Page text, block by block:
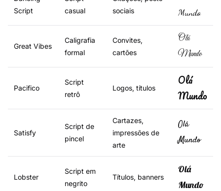
Script
casual
sociais
Mundo
Great Vibes
Caligrafia
formal
Convites,
cartões
Olá
Mundo
Pacifico
Script
retrô
Logos, títulos
Olá
Mundo
Satisfy
Script de
pincel
Cartazes,
impressões de
arte
Olá
Mundo
Lobster
Script em
negrito
Títulos, banners
Olá
Mundo